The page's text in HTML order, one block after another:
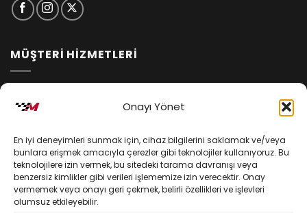
Onayı Yönet
En iyi deneyimleri sunmak için, cihaz bilgilerini saklamak ve/veya
bunlara erişmek amacıyla çerezler gibi teknolojiler kullanıyoruz. Bu
teknolojilere izin vermek, bu sitedeki tarama davranışı veya
benzersiz kimlikler gibi verileri işlememize izin verecektir. Onay
vermemek veya onayı geri çekmek, belirli özellikleri ve işlevleri
olumsuz etkileyebilir.
MÜŞTERİ HİZMETLERİ
Kişisel Verilerin Korunması
Mesafeli Satış Sözleşmesi